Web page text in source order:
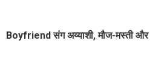
Boyfriend संग अय्याशी, मौज-मस्ती और